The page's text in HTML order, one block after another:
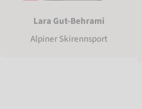
Lara Gut-Behrami
Alpiner Skirennsport